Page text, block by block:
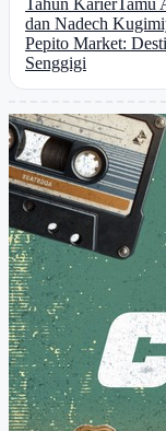
Tahun KarierTamu
dan Nadech
Pepito Market:
Senggigi